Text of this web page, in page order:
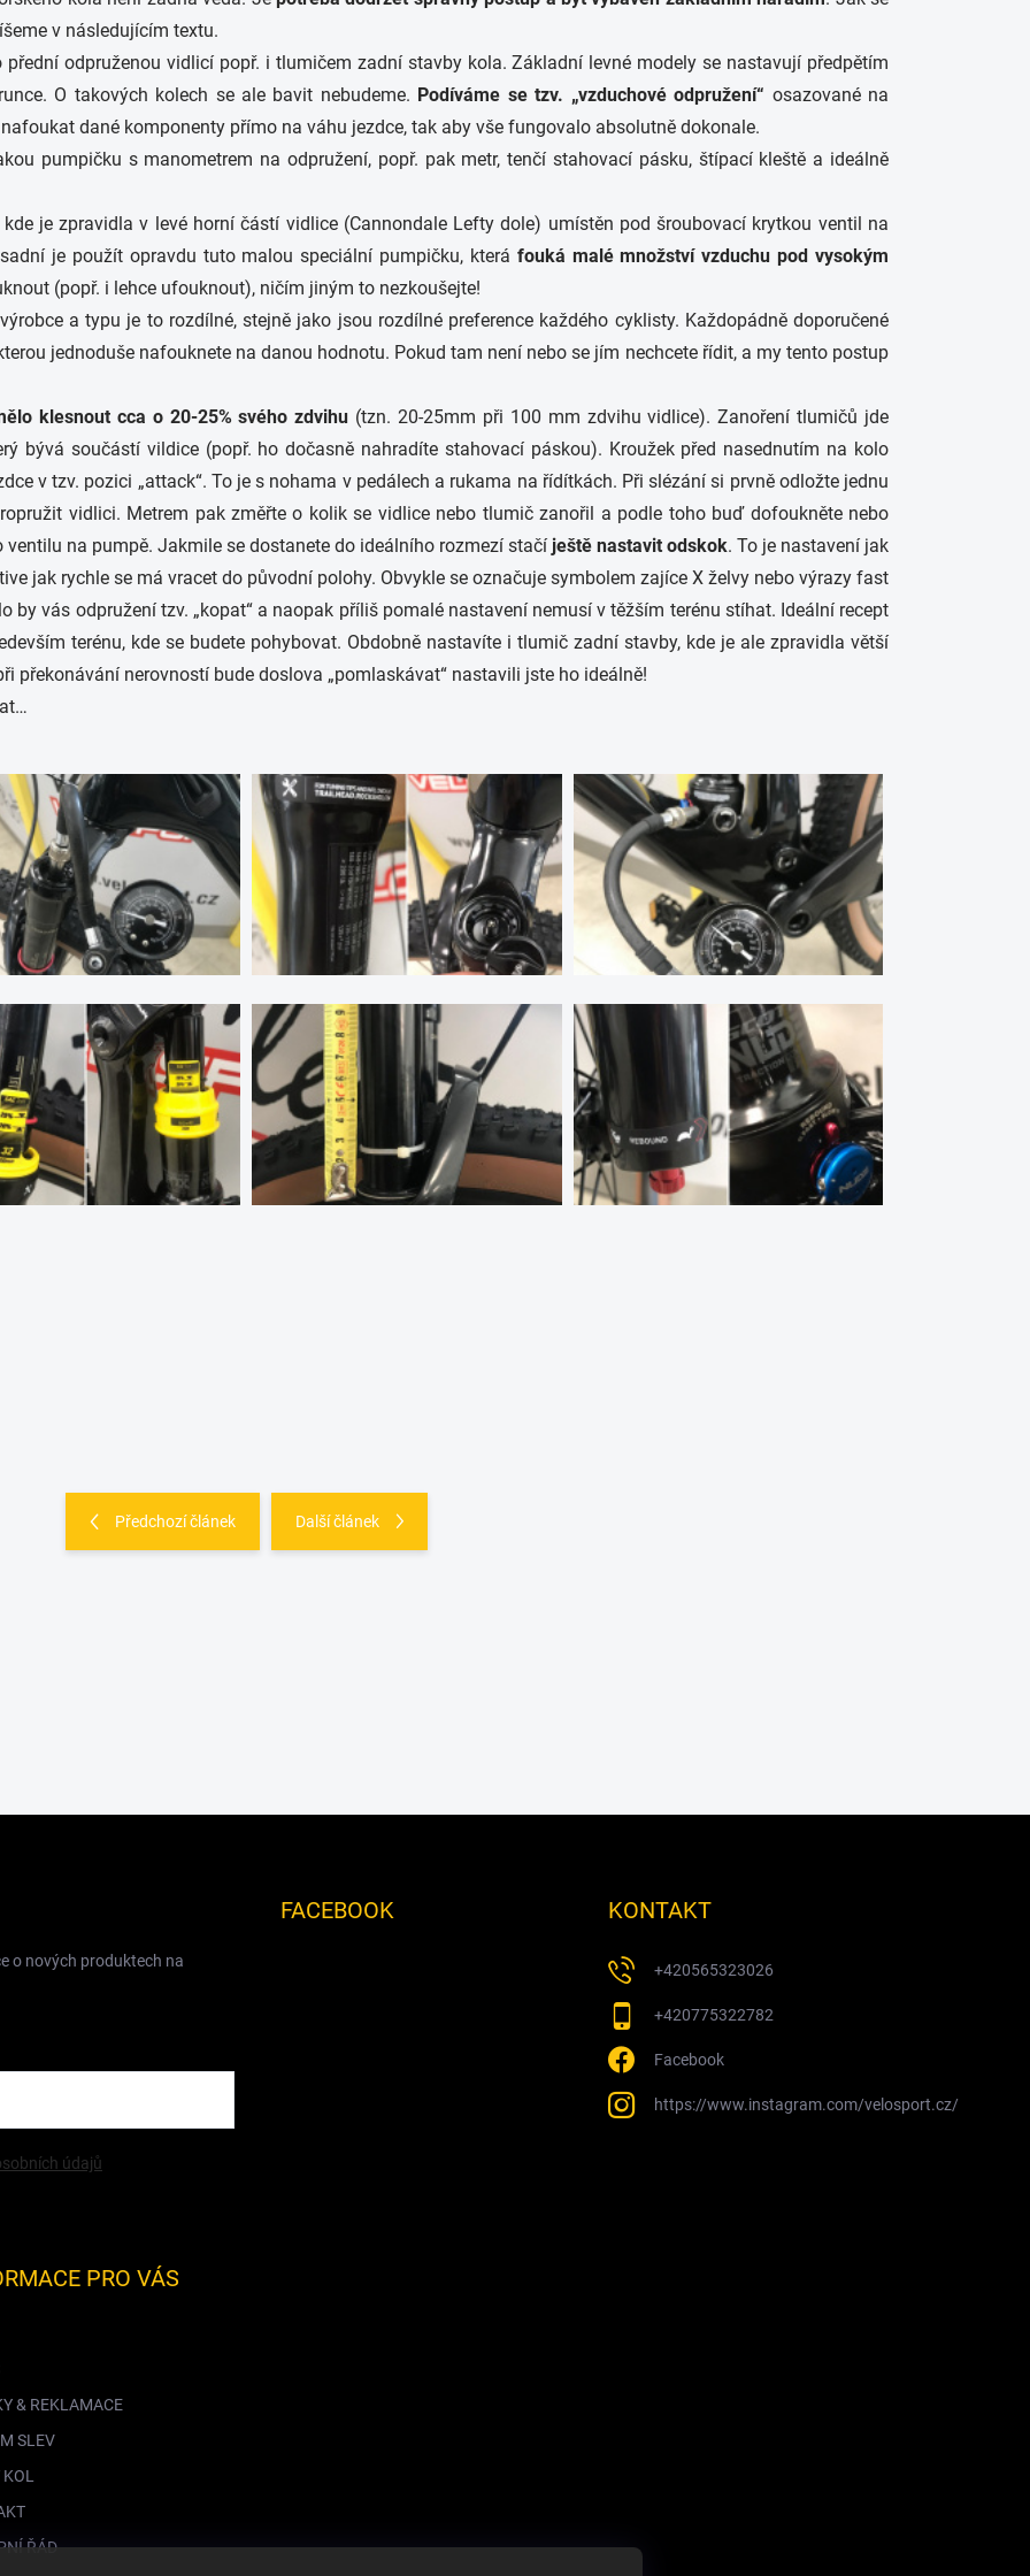
v následujícím textu.
odpruženou vidlicí popř. i tlumičem zadní stavby kola. Základní levné modely se nastavují předpětím
O takových kolech se ale bavit nebudeme. Podíváme se tzv. „vzduchové odpružení“ osazované na
dané komponenty přímo na váhu jezdce, tak aby vše fungovalo absolutně dokonale.
pumpičku s manometrem na odpružení, popř. pak metr, tenčí stahovací pásku, štípací kleště a ideálně
je zpravidla v levé horní částí vidlice (Cannondale Lefty dole) umístěn pod šroubovací krytkou ventil na
je použít opravdu tuto malou speciální pumpičku, která fouká malé množství vzduchu pod vysokým
(popř. i lehce ufouknout), ničím jiným to nezkoušejte!
a typu je to rozdílné, stejně jako jsou rozdílné preference každého cyklisty. Každopádně doporučené
jednoduše nafouknete na danou hodnotu. Pokud tam není nebo se jím nechcete řídit, a my tento postup
klesnout cca o 20-25% svého zdvihu (tzn. 20-25mm při 100 mm zdvihu vidlice). Zanoření tlumičů jde
bývá součástí vildice (popř. ho dočasně nahradíte stahovací páskou). Kroužek před nasednutím na kolo
v tzv. pozici „attack“. To je s nohama v pedálech a rukama na řídítkách. Při slézání si prvně odložte jednu
vidlici. Metrem pak změřte o kolik se vidlice nebo tlumič zanořil a podle toho buď dofoukněte nebo
na pumpě. Jakmile se dostanete do ideálního rozmezí stačí ještě nastavit odskok. To je nastavení jak
jak rychle se má vracet do původní polohy. Obvykle se označuje symbolem zajíce X želvy nebo výrazy fast
by vás odpružení tzv. „kopat“ a naopak příliš pomalé nastavení nemusí v těžším terénu stíhat. Ideální recept
terénu, kde se budete pohybovat. Obdobně nastavíte i tlumič zadní stavby, kde je ale zpravidla větší
překonávání nerovností bude doslova „pomlaskávat“ nastavili jste ho ideálně!
Předchozí článek Další článek
o nových produktech na
údajů
FACEBOOK KONTAKT
+420565323026
+420775322782
Facebook
https://www.instagram.com/velosport.cz/
PRO VÁS
& REKLAMACE
SLEV
ŘÁD